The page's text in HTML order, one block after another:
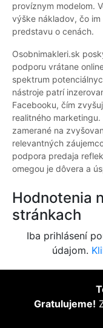
províznym modelom.
výške nákladov, čo
predstavu o cenách.
Osobnimakleri.sk
podporu vrátane
spektrum
nástroje patrí
Facebooku, čím
realitného
zamerané na
relevantných
podpora predaja
omegou je dôvera a
Hodnotenia
stránkach
Iba prihlásení
údajom.
Gratulujeme!